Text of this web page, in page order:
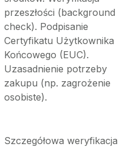
przeszłości (background
check). Podpisanie
Certyfikatu Użytkownika
Końcowego (EUC).
Uzasadnienie potrzeby
zakupu (np. zagrożenie
osobiste).
Szczegółowa weryfikacja